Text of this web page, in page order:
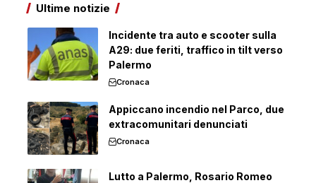
Ultime notizie
Incidente tra auto e scooter sulla
A29: due feriti, traffico in tilt verso
Palermo
Cronaca
Appiccano incendio nel Parco, due
extracomunitari denunciati
Cronaca
Lutto a Palermo, Rosario Romeo